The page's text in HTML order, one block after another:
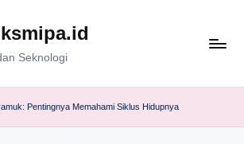
Seknologi
Pentingnya Memahami Siklus Hidupnya